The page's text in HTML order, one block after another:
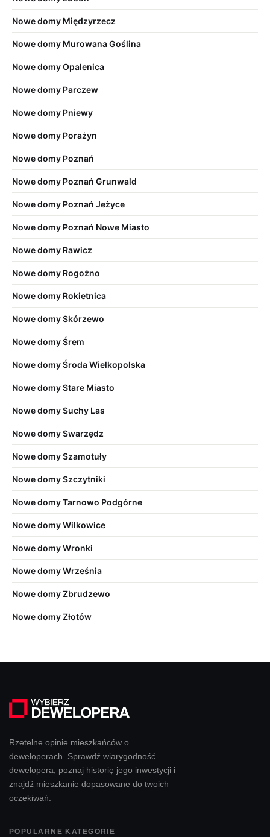
Nowe domy Międzyrzecz
Nowe domy Murowana Goślina
Nowe domy Opalenica
Nowe domy Parczew
Nowe domy Pniewy
Nowe domy Porażyn
Nowe domy Poznań
Nowe domy Poznań Grunwald
Nowe domy Poznań Jeżyce
Nowe domy Poznań Nowe Miasto
Nowe domy Rawicz
Nowe domy Rogoźno
Nowe domy Rokietnica
Nowe domy Skórzewo
Nowe domy Śrem
Nowe domy Środa Wielkopolska
Nowe domy Stare Miasto
Nowe domy Suchy Las
Nowe domy Swarzędz
Nowe domy Szamotuły
Nowe domy Szczytniki
Nowe domy Tarnowo Podgórne
Nowe domy Wilkowice
Nowe domy Wronki
Nowe domy Września
Nowe domy Zbrudzewo
Nowe domy Złotów
Rzetelne opinie mieszkańców o
deweloperach. Sprawdź wiarygodność
dewelopera, poznaj historię jego inwestycji i
znajdź mieszkanie dopasowane do twoich
oczekiwań.
POPULARNE KATEGORIE